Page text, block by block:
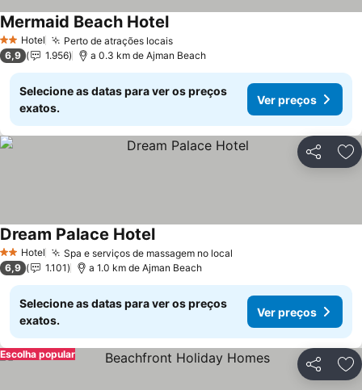
2 Estrelas
Hotel Perto de atrações locais
Mermaid Beach Hotel
6,9 1.956 a 0.3 km de Ajman Beach
Selecione as datas para ver os preços
exatos.
Ver preços
Partilhar
2 Estrelas
Hotel Spa e serviços de massagem no local
Dream Palace Hotel
6,9 1.101 a 1.0 km de Ajman Beach
Selecione as datas para ver os preços
exatos.
Ver preços
Partilhar
Escolha popular